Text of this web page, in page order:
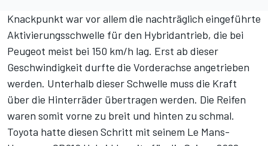
Knackpunkt war vor allem die nachträglich eingeführte
Aktivierungsschwelle für den Hybridantrieb, die bei
Peugeot meist bei 150 km/h lag. Erst ab dieser
Geschwindigkeit durfte die Vorderachse angetrieben
werden. Unterhalb dieser Schwelle muss die Kraft
über die Hinterräder übertragen werden. Die Reifen
waren somit vorne zu breit und hinten zu schmal.
Toyota hatte diesen Schritt mit seinem Le Mans-